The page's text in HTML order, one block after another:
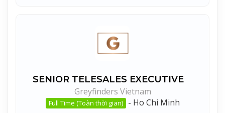
SENIOR TELESALES EXECUTIVE
Greyfinders Vietnam
Full Time (Toàn thời gian) - Ho Chi Minh